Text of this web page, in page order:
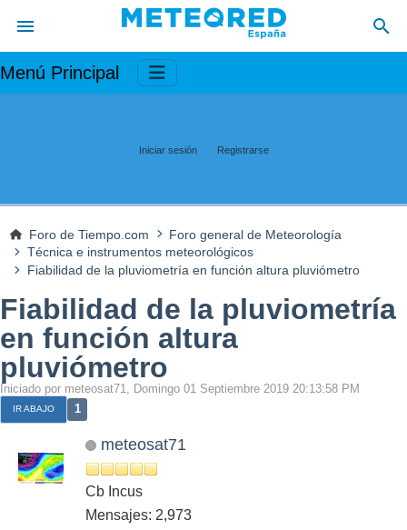
Menú Principal
Iniciar sesión Registrarse
Foro de Tiempo.com
Foro general de Meteorología
Técnica e instrumentos meteorológicos
Fiabilidad de la pluviometría en función altura pluviómetro
Fiabilidad de la pluviometría
en función altura
pluviómetro
Iniciado por meteosat71, Domingo 01 Septiembre 2019 20:13:58 PM
IR ABAJO 1
meteosat71
Cb Incus
Mensajes: 2,973